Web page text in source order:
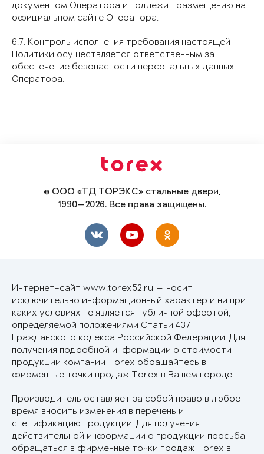
документом Оператора и подлежит размещению на
официальном сайте Оператора.
6.7. Контроль исполнения требования настоящей
Политики осуществляется ответственным за
обеспечение безопасности персональных данных
Оператора.
© ООО «ТД ТОРЭКС» стальные двери,
1990—2026. Все права защищены.
Интернет-сайт www.torex52.ru — носит
исключительно информационный характер и ни при
каких условиях не является публичной офертой,
определяемой положениями Статьи 437
Гражданского кодекса Российской Федерации. Для
получения подробной информации о стоимости
продукции компании Torex обращайтесь в
фирменные точки продаж Torex в Вашем городе.
Производитель оставляет за собой право в любое
время вносить изменения в перечень и
спецификацию продукции. Для получения
действительной информации о продукции просьба
обращаться в фирменные точки продаж Torex в